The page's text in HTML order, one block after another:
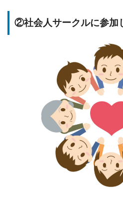
②社会人サークルに参加